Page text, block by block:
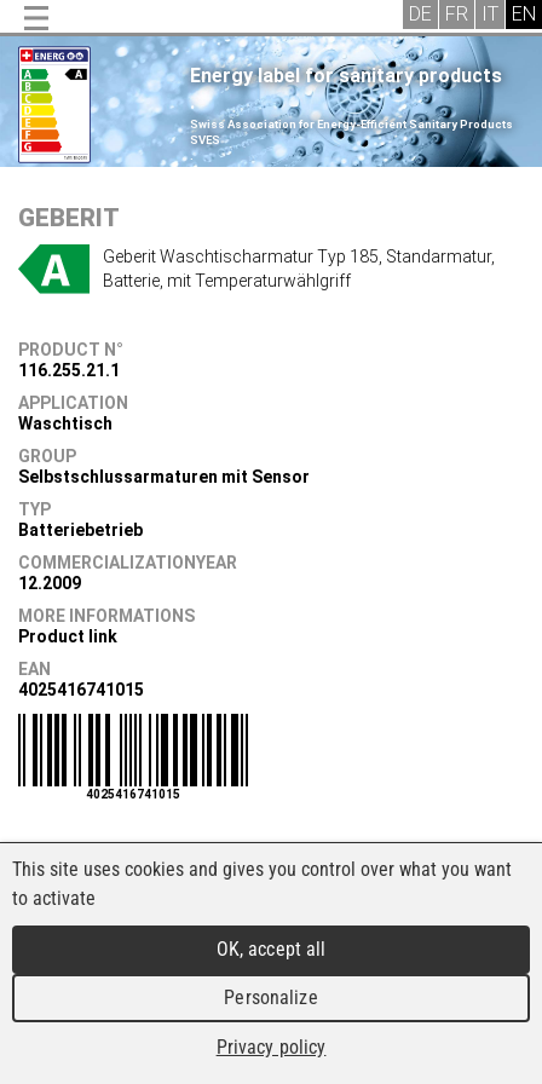
Energy label for sanitary products
.
Swiss Association for Energy-Efficient Sanitary Products
SVES
.
GEBERIT
Geberit Waschtischarmatur Typ 185, Standarmatur,
Batterie, mit Temperaturwählgriff
PRODUCT N°
116.255.21.1
APPLICATION
Waschtisch
GROUP
Selbstschlussarmaturen mit Sensor
TYP
Batteriebetrieb
COMMERCIALIZATIONYEAR
12.2009
MORE INFORMATIONS
Product link
EAN
4025416741015
4025416741015
This site uses cookies and gives you control over what you want
to activate
OK, accept all
Personalize
Privacy policy